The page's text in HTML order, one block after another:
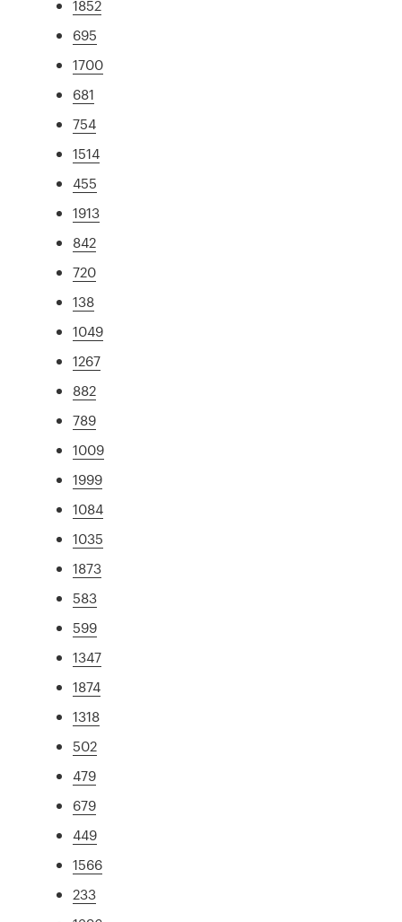
1852
695
1700
681
754
1514
455
1913
842
720
138
1049
1267
882
789
1009
1999
1084
1035
1873
583
599
1347
1874
1318
502
479
679
449
1566
233